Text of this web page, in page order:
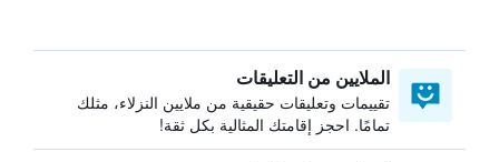
الملايين من التعليقات
تقييمات وتعليقات حقيقية من ملايين النزلاء، مثلك
تمامًا. احجز إقامتك المثالية بكل ثقة!